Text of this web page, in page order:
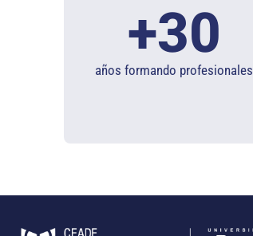
años formando profesionales
+30